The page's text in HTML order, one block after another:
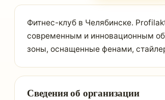
Фитнес-клуб в Челябинске.
современным и инновационным
зоны, оснащенные фенами,
Сведения об организации